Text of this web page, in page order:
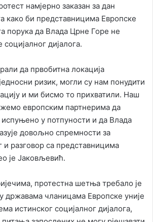
намјерно заказан за дан
како би представницима Европске
порука да Влада Црне Горе не
дијалога.
да првобитна локација
ризик, могли су нам понудити
и ми бисмо то прихватили. Наш
европским партнерима да
у потпуности и да Влада
довољно спремности за
и разговор са представницима
је Јаковљевић.
протестна шетња требало је
државама чланицама Европске уније
истинског социјалног дијалога,